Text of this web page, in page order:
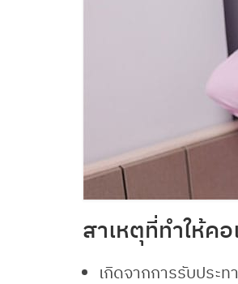
สาเหตุที่ทำให้ค
เกิดจากการรับประ